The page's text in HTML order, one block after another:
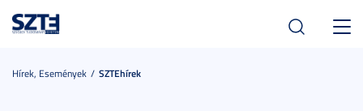
Hírek, Események SZTEhírek